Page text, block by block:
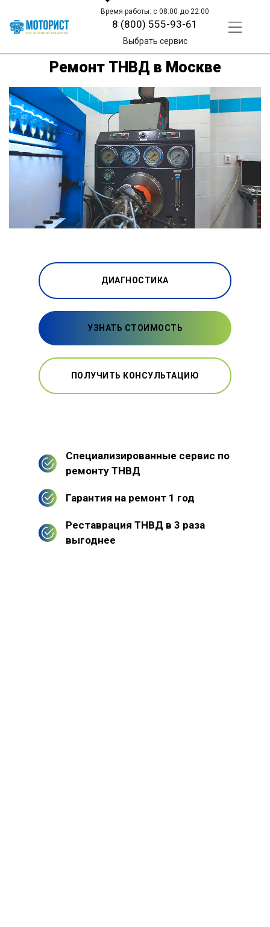
Время работы: с 08:00 до 22:00
8 (800) 555-93-61
Выбрать сервис
Ремонт ТНВД в Москве
ДИАГНОСТИКА
УЗНАТЬ СТОИМОСТЬ
ПОЛУЧИТЬ КОНСУЛЬТАЦИЮ
Специализированные сервис по
ремонту ТНВД
Гарантия на ремонт 1 год
Реставрация ТНВД в 3 раза
выгоднее